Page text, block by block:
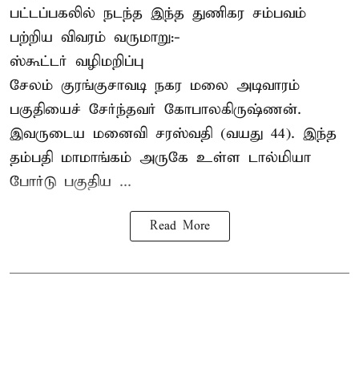
பட்டப்பகலில் நடந்த இந்த துணிகர சம்பவம்
பற்றிய விவரம் வருமாறு:-
ஸ்கூட்டர் வழிமறிப்பு
சேலம் குரங்குசாவடி நகர மலை அடிவாரம்
பகுதியைச் சேர்ந்தவர் கோபாலகிருஷ்ணன்.
இவருடைய மனைவி சரஸ்வதி (வயது 44). இந்த
தம்பதி மாமாங்கம் அருகே உள்ள டால்மியா
போர்டு பகுதிய ...
Read More